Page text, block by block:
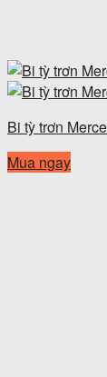
Bi tỳ trơn
Mua ngay